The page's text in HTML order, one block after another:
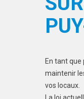
En tant
maintenir
vos locaux.